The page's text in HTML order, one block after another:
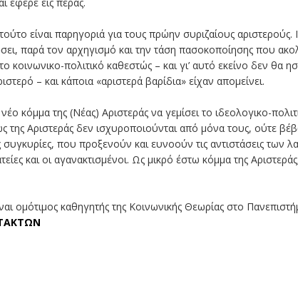
είναι παρηγοριά για τους πρώην συριζαίους
παρά τον αρχηγισμό και την τάση πασοκοποίησης που
κοινωνικο-πολιτικό καθεστώς – και γι’ αυτό εκείνο δεν
– και κάποια «αριστερά βαρίδια» είχαν απομείνει.
κόμμα της (Νέας) Αριστεράς να γεμίσει το ιδεολογικο-
της Αριστεράς δεν ισχυροποιούνται από μόνα τους, ούτε
συγκυρίες, που προξενούν και ευνοούν τις αντιστάσεις των
και οι αγανακτισμένοι. Ως μικρό έστω κόμμα της
ομότιμος καθηγητής της Κοινωνικής Θεωρίας στο